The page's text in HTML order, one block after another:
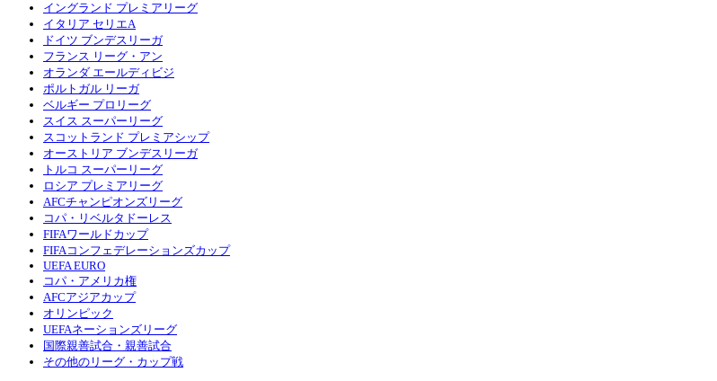
イングランド プレミアリーグ
イタリア セリエA
ドイツ ブンデスリーガ
フランス リーグ・アン
オランダ エールディビジ
ポルトガル リーガ
ベルギー プロリーグ
スイス スーパーリーグ
スコットランド プレミアシップ
オーストリア ブンデスリーガ
トルコ スーパーリーグ
ロシア プレミアリーグ
AFCチャンピオンズリーグ
コパ・リベルタドーレス
FIFAワールドカップ
FIFAコンフェデレーションズカップ
UEFA EURO
コパ・アメリカ権
AFCアジアカップ
オリンピック
UEFAネーションズリーグ
国際親善試合・親善試合
その他のリーグ・カップ戦